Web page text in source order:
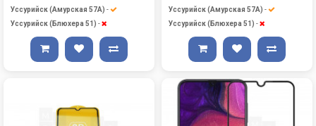
Уссурийск (Амурская 57А) -
Уссурийск (Блюхера 51) -
Уссурийск (Амурская 57А) -
Уссурийск (Блюхера 51) -